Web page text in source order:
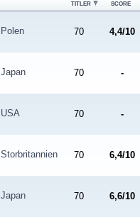
TITLER SCORE
Polen 70 4,4/10
Japan 70 -
USA 70 -
Storbritannien 70 6,4/10
Japan 70 6,6/10